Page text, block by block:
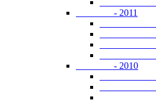
- 04-
- 2011
- 01-
- 02-
- 03-
- 04-
- 2010
- 01-
- 02-
- 03-